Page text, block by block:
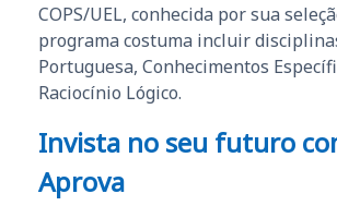
COPS/UEL, conhecida por sua
programa costuma incluir
Portuguesa, Conhecimentos
Raciocínio Lógico.
Invista no seu futuro
Aprova